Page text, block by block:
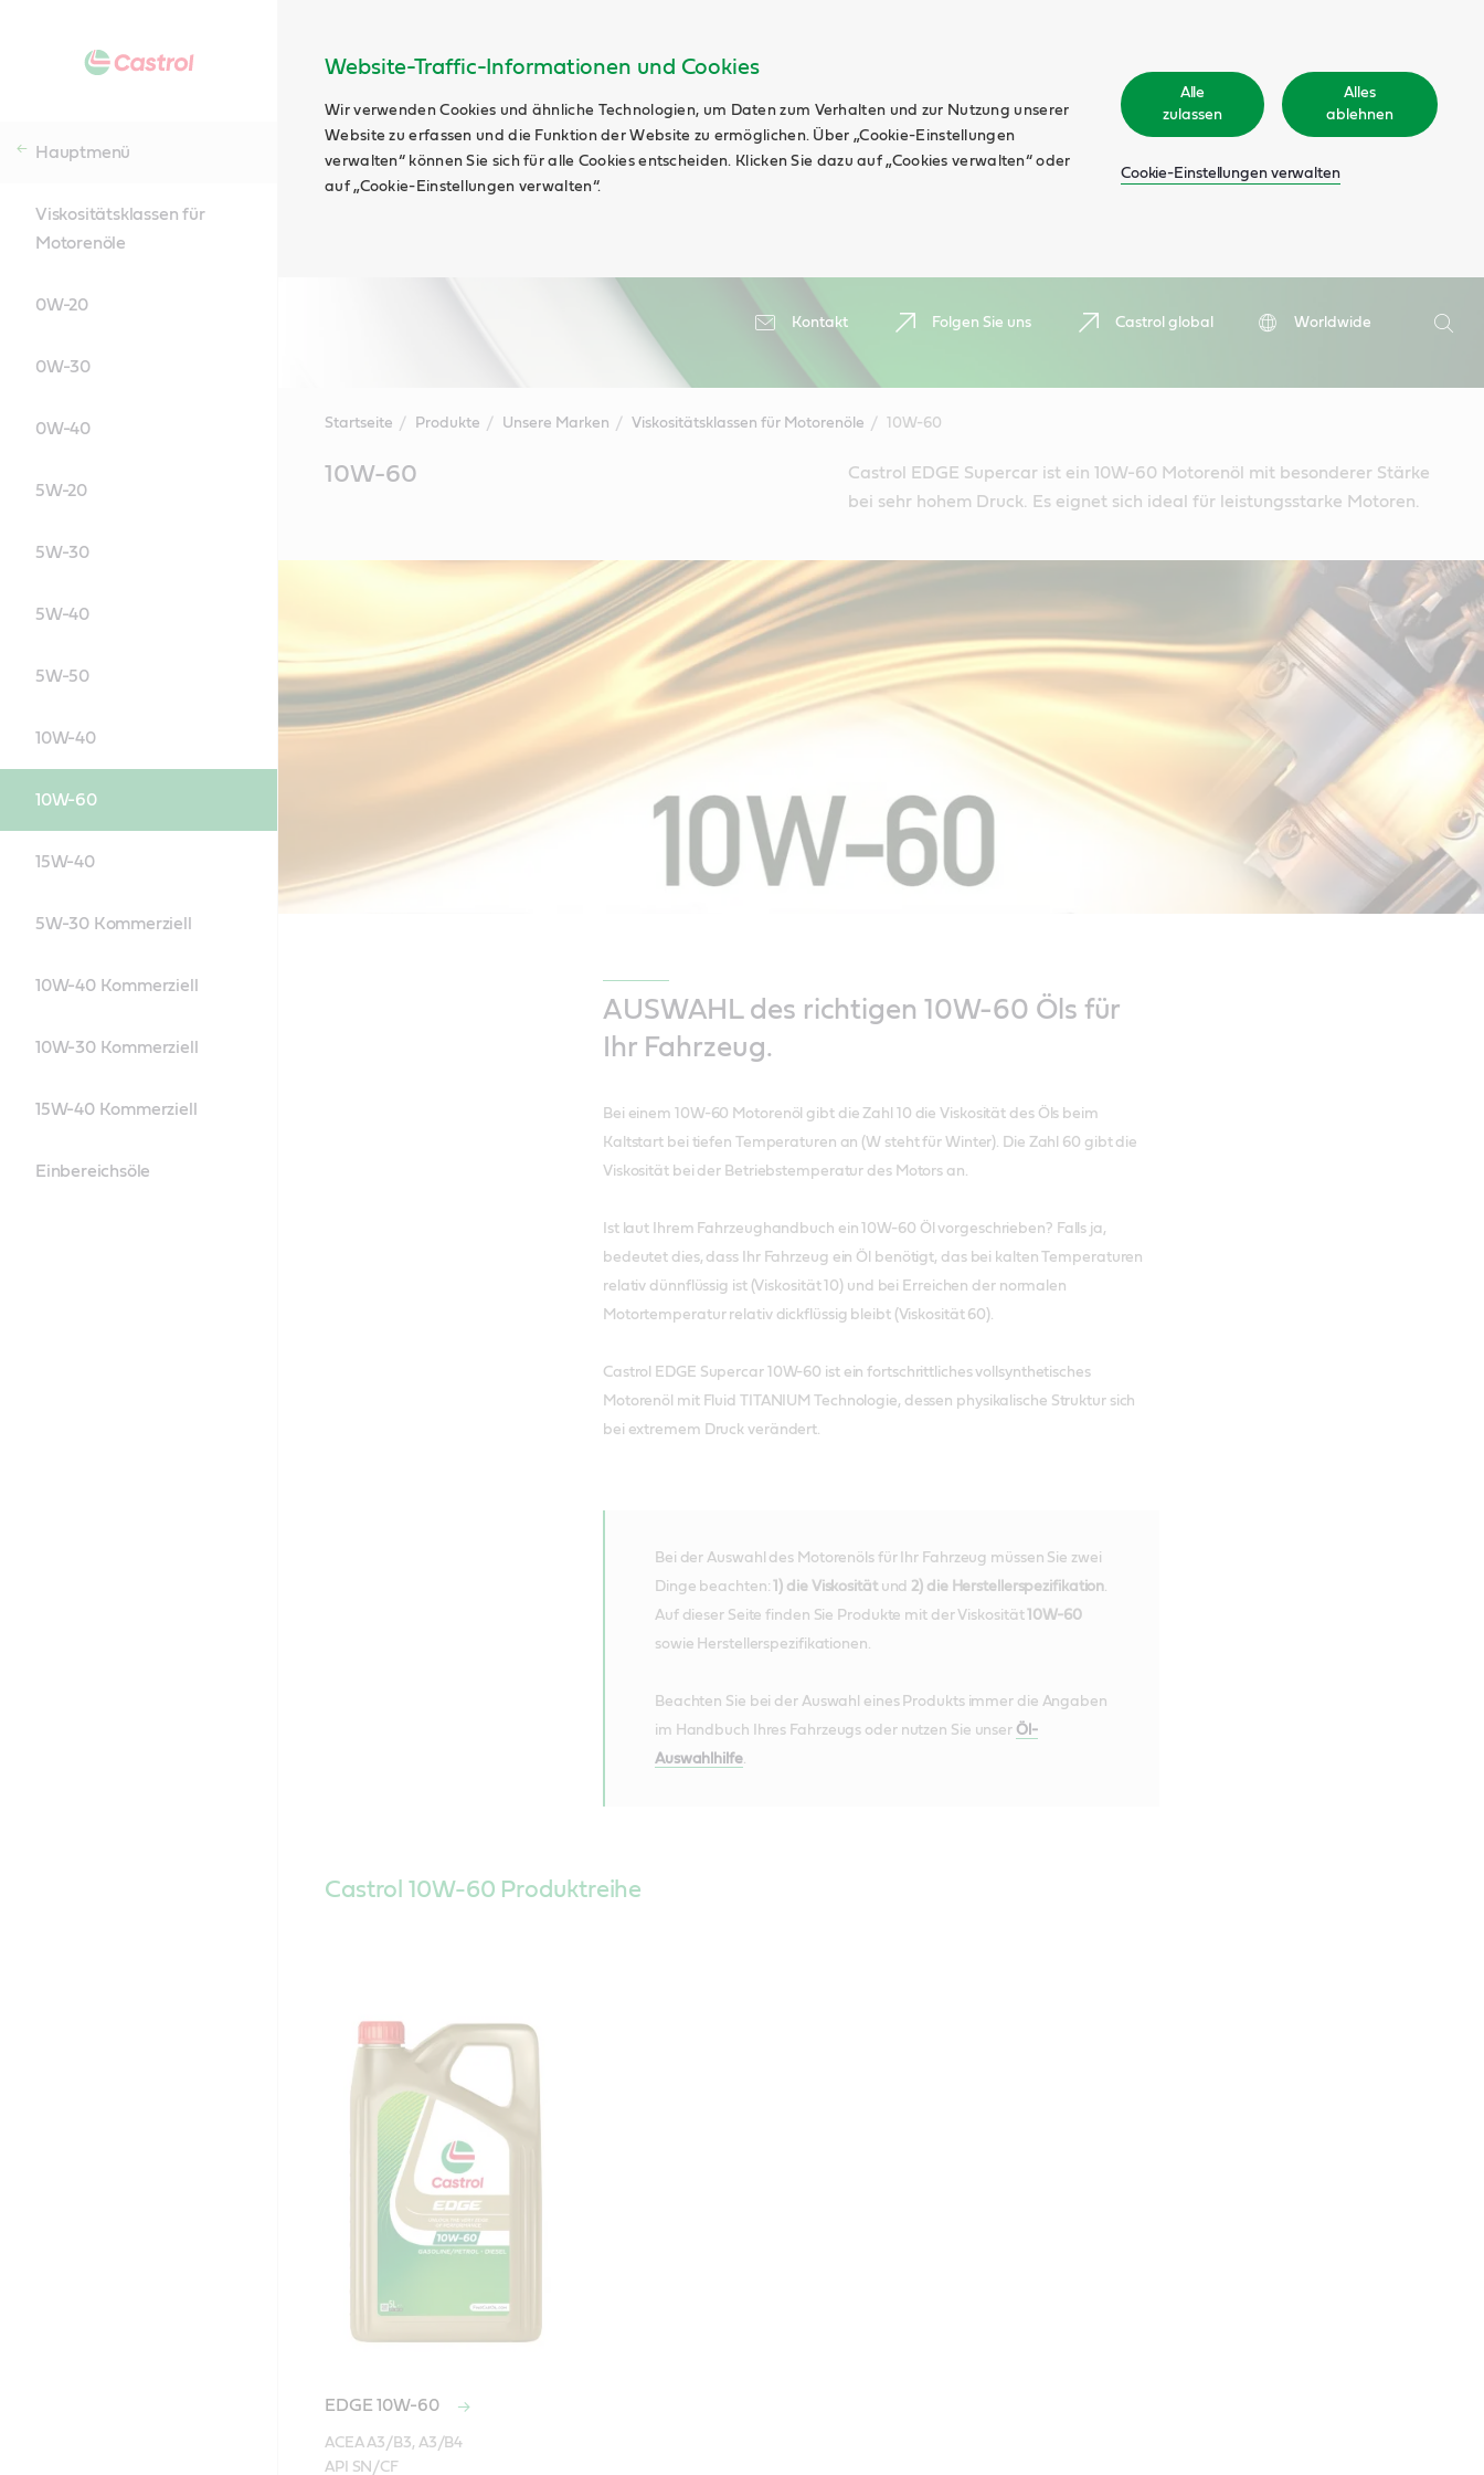
Website-Traffic-Informationen und Cookies
Wir verwenden Cookies und ähnliche Technologien, um Daten zum Verhalten und zur Nutzung unserer
Website zu erfassen und die Funktion der Website zu ermöglichen. Über „Cookie-Einstellungen
verwalten“ können Sie sich für alle Cookies entscheiden. Klicken Sie dazu auf „Cookies verwalten“ oder
auf „Cookie-Einstellungen verwalten“.
Alle
zulassen
Alles
ablehnen
Cookie-Einstellungen verwalten
Kontakt Folgen Sie uns Castrol global
Worldwide
Suche
Hauptmenü
Viskositätsklassen für
Motorenöle
0W-20
0W-30
0W-40
5W-20
5W-30
5W-40
5W-50
10W-40
10W-60
15W-40
5W-30 Kommerziell
10W-40 Kommerziell
10W-30 Kommerziell
15W-40 Kommerziell
Einbereichsöle
Startseite Produkte Unsere Marken Viskositätsklassen für Motorenöle 10W-60
Content10W-60
Castrol EDGE Supercar ist ein 10W-60 Motorenöl mit besonderer Stärke
bei sehr hohem Druck. Es eignet sich ideal für leistungsstarke Motoren.
AUSWAHL des richtigen 10W-60 Öls für
Ihr Fahrzeug.
Bei einem 10W-60 Motorenöl gibt die Zahl 10 die Viskosität des Öls beim
Kaltstart bei tiefen Temperaturen an (W steht für Winter). Die Zahl 60 gibt die
Viskosität bei der Betriebstemperatur des Motors an.
Ist laut Ihrem Fahrzeughandbuch ein 10W-60 Öl vorgeschrieben? Falls ja,
bedeutet dies, dass Ihr Fahrzeug ein Öl benötigt, das bei kalten Temperaturen
relativ dünnflüssig ist (Viskosität 10) und bei Erreichen der normalen
Motortemperatur relativ dickflüssig bleibt (Viskosität 60).
Castrol EDGE Supercar 10W-60 ist ein fortschrittliches vollsynthetisches
Motorenöl mit Fluid TITANIUM Technologie, dessen physikalische Struktur sich
bei extremem Druck verändert.
Bei der Auswahl des Motorenöls für Ihr Fahrzeug müssen Sie zwei
Dinge beachten: 1) die Viskositätund 2) die Herstellerspezifikation
Auf dieser Seite finden Sie Produkte mit der Viskosität10W-60
sowie Herstellerspezifikationen.
Beachten Sie bei der Auswahl eines Produkts immer die Angaben
im Handbuch Ihres Fahrzeugs oder nutzen Sie unser Öl-
Auswahlhilfe.
Castrol 10W-60 Produktreihe
EDGE 10W-60
ACEA A3/B3, A3/B4
API SN/CF